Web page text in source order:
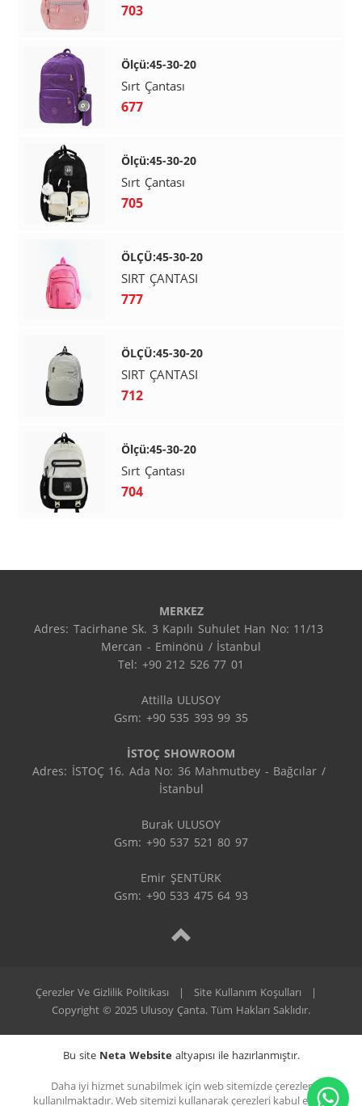
703
Ölçü:45-30-20
Sırt Çantası
677
Ölçü:45-30-20
Sırt Çantası
705
ÖLÇÜ:45-30-20
SIRT ÇANTASI
777
ÖLÇÜ:45-30-20
SIRT ÇANTASI
712
Ölçü:45-30-20
Sırt Çantası
704
MERKEZ
Adres: Tacirhane Sk. 3 Kapılı Suhulet Han No: 11/13
Mercan - Eminönü / İstanbul
Tel: +90 212 526 77 01
Attilla ULUSOY
Gsm: +90 535 393 99 35
İSTOÇ SHOWROOM
Adres: İSTOÇ 16. Ada No: 36 Mahmutbey - Bağcılar /
İstanbul
Burak ULUSOY
Gsm: +90 537 521 80 97
Emir ŞENTÜRK
Gsm: +90 533 475 64 93
Çerezler Ve Gizlilik Politikası | Site Kullanım Koşulları
|
Copyright © 2025 Ulusoy Çanta. Tüm Hakları Saklıdır.
Bu site Neta Websitealtyapısı ile hazırlanmıştır.
Daha iyi hizmet sunabilmek için web sitemizde çerezler
kullanılmaktadır. Web sitemizi kullanarak çerezleri kabul etmiş